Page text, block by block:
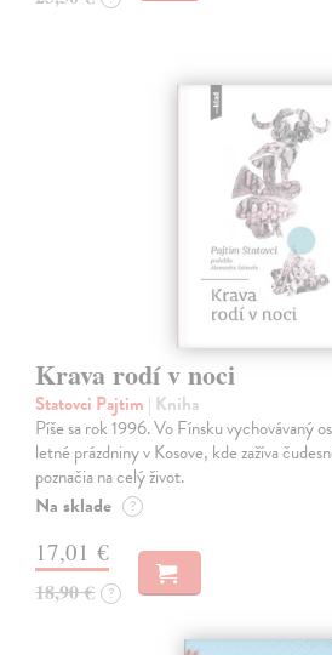
Krava rodí v noci
Statovci Pajtim | Kniha
Píše sa rok 1996. Vo Fínsku vychovávaný
letné prázdniny v Kosove, kde zažíva
poznačia na celý život.
Na sklade ?
17,01 €
18,90 € ?